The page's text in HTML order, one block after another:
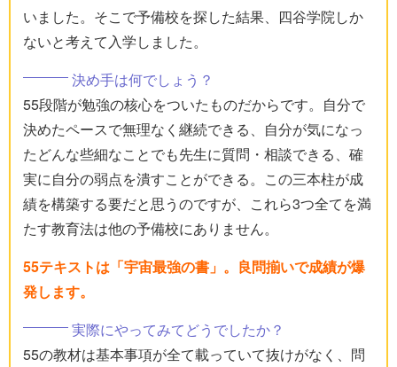
いました。そこで予備校を探した結果、四谷学院しか
ないと考えて入学しました。
決め手は何でしょう？
55段階が勉強の核心をついたものだからです。自分で
決めたペースで無理なく継続できる、自分が気になっ
たどんな些細なことでも先生に質問・相談できる、確
実に自分の弱点を潰すことができる。この三本柱が成
績を構築する要だと思うのですが、これら3つ全てを満
たす教育法は他の予備校にありません。
55テキストは「宇宙最強の書」。良問揃いで成績が爆
発します。
実際にやってみてどうでしたか？
55の教材は基本事項が全て載っていて抜けがなく、問